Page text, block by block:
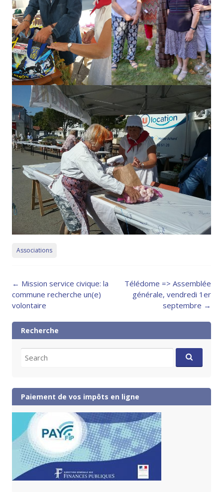
Associations
Post
navigation
← Mission service civique: la
commune recherche un(e)
volontaire
Télédome => Assemblée
générale, vendredi 1er
septembre →
Recherche
for:
Paiement de vos impôts en ligne